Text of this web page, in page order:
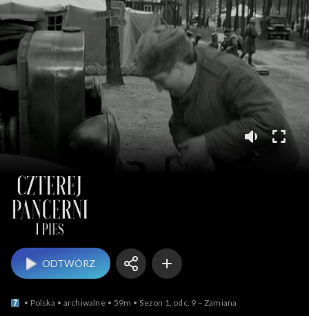
Czterej pancerni i pies
ODTWÓRZ
Polska archiwalne 59m Sezon 1, odc. 9 – Zamiana